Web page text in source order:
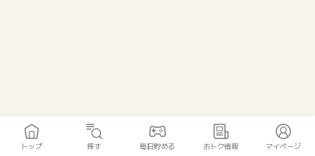
トップ 探す 毎日貯める おトク情報 マイページ